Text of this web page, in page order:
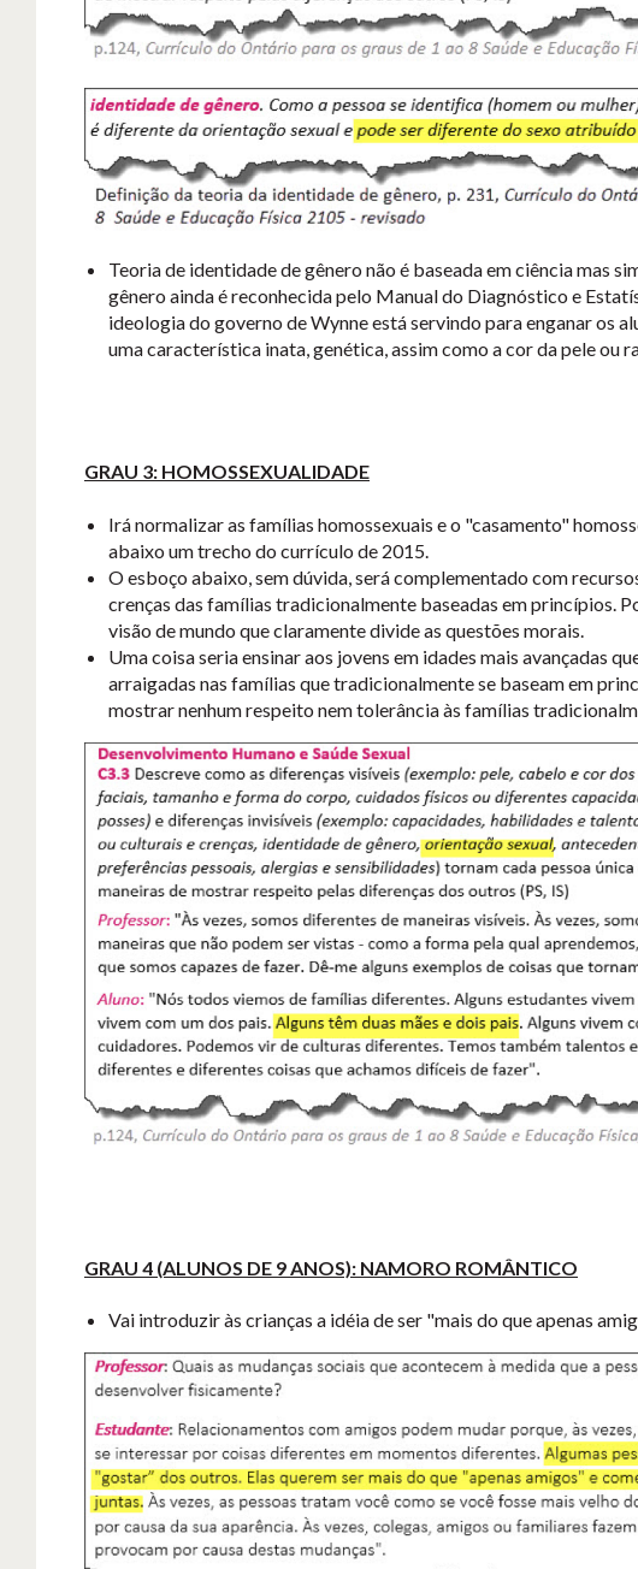
Teoria de identidade de gênero não é baseada em ciência mas
gênero ainda é reconhecida pelo Manual do Diagnóstico e
ideologia do governo de Wynne está servindo para enganar os
uma característica inata, genética, assim como a cor da pele ou
GRAU 3: HOMOSSEXUALIDADE
Irá normalizar as famílias homossexuais e o "casamento"
abaixo um trecho do currículo de 2015.
O esboço abaixo, sem dúvida, será complementado com
crenças das famílias tradicionalmente baseadas em princípios.
visão de mundo que claramente divide as questões morais.
Uma coisa seria ensinar aos jovens em idades mais avançadas
arraigadas nas famílias que tradicionalmente se baseam em
mostrar nenhum respeito nem tolerância às famílias
GRAU 4 (ALUNOS DE 9 ANOS): NAMORO ROMÂNTICO
Vai introduzir às crianças a idéia de ser "mais do que apenas